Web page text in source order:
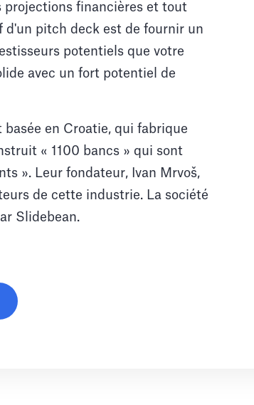
projections financières et tout
pitch deck est de fournir un
potentiels que votre
avec un fort potentiel de
en Croatie, qui fabrique
« 1100 bancs » qui sont
». Leur fondateur, Ivan Mrvoš,
de cette industrie. La société
Slidebean.